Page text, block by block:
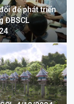
để phát triển
ĐBSCL